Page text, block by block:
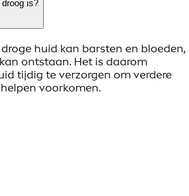
is?
huid kan barsten en bloeden,
ontstaan. Het is daarom
tijdig te verzorgen om verdere
voorkomen.